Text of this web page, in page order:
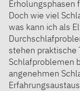
Erholungsphasen
Doch wie viel
was kann ich als
stehen praktische
Schlafproblemen
angenehmen